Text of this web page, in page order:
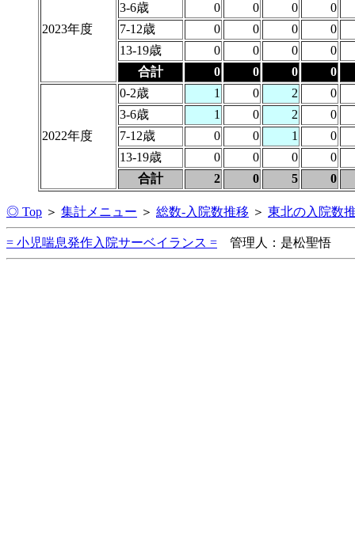
2023年度
3-6歳
0 0 0
0
7-12歳
0 0 0
0
13-19歳
0 0 0
0
合計
0 0 0 0
2022年度
0-2歳 1 0 2
0
3-6歳
1 0 2
0
7-12歳
0 0 1
0
13-19歳
0 0 0
0
合計
2 0 5 0
◎ Top ＞ 集計メニュー ＞ 総数-入院数推移 ＞ 東北の入院数
= 小児喘息発作入院サーベイランス = 管理人：是松聖悟